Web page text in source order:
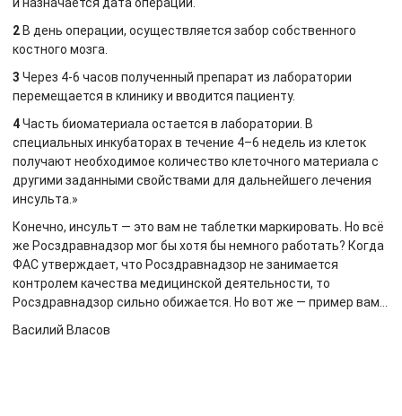
2 В день операции, осуществляется забор собственного
костного мозга.
3 Через 4-6 часов полученный препарат из лаборатории
перемещается в клинику и вводится пациенту.
4Часть биоматериала остается в лаборатории. В
специальных инкубаторах в течение 4–6 недель из клеток
получают необходимое количество клеточного материала с
другими заданными свойствами для дальнейшего лечения
инсульта.»
Конечно, инсульт — это вам не таблетки маркировать. Но всё
же Росздравнадзор мог бы хотя бы немного работать? Когда
ФАС утверждает, что Росздравнадзор не занимается
контролем качества медицинской деятельности, то
Росздравнадзор сильно обижается. Но вот же — пример вам…
Василий Власов